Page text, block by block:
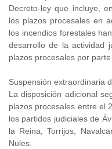
Decreto-ley que incluye,
los plazos procesales en
los incendios forestales
desarrollo de la actividad
plazos procesales por
Suspensión extraordinaria
La disposición adicional
plazos procesales entre el
los partidos judiciales de
la Reina, Torrijos,
Nules.